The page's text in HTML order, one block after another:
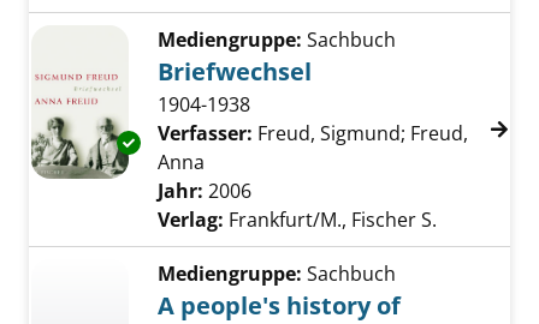
Exemplar-Details von Briefwechsel anzeigen
Mediengruppe: Sachbuch
Briefwechsel
1904-1938
Verfasser: Freud, Sigmund; Freud,
Anna
Jahr: 2006
Verlag: Frankfurt/M., Fischer S.
Mediengruppe: Sachbuch
A people's history of